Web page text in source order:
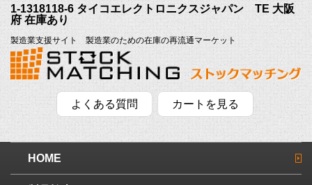
1-1318118-6 タイコエレクトロニクスジャパン TE 大阪
府 在庫あり
製造業支援サイト 製造業のための在庫の再流通マーケット
よくある質問 カートを見る
HOME